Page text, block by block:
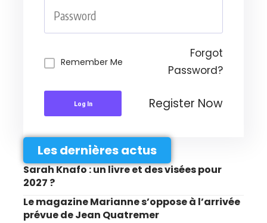
Remember Me
Forgot
Password?
Log In Register Now
Les dernières actus
Sarah Knafo : un livre et des visées pour
2027 ?
Le magazine Marianne s’oppose à l’arrivée
prévue de Jean Quatremer